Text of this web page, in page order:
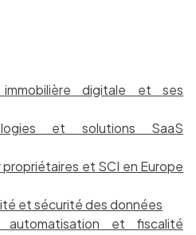
digitale et ses
et solutions SaaS
propriétaires et SCI en Europe
et sécurité des données
automatisation et fiscalité